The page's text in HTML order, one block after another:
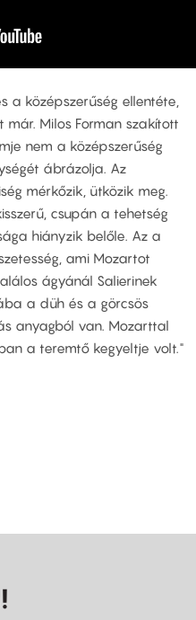
a középszerűség ellentéte,
Milos Forman szakított
nem a középszerűség
ábrázolja. Az
mérkőzik, ütközik meg.
csupán a tehetség
hiányzik belőle. Az a
ami Mozartot
ágyánál Salierinek
a düh és a görcsös
anyagból van. Mozarttal
a teremtő kegyeltje volt."